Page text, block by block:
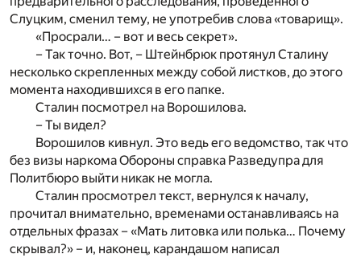
Слуцким, сменил тему, не употребив слова «товарищ».
«Просрали… – вот и весь секрет».
– Так точно. Вот, – Штейнбрюк протянул Сталину
несколько скрепленных между собой листков, до этого
момента находившихся в его папке.
Сталин посмотрел на Ворошилова.
– Ты видел?
Ворошилов кивнул. Это ведь его ведомство, так что
без визы наркома Обороны справка Разведупра для
Политбюро выйти никак не могла.
Сталин просмотрел текст, вернулся к началу,
прочитал внимательно, временами останавливаясь на
отдельных фразах – «Мать литовка или полька… Почему
скрывал?» – и, наконец, карандашом написал